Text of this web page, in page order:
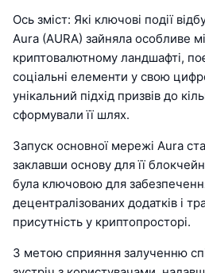
Ось зміст: Які ключові події
Aura (AURA) зайняла особливе
криптовалютному ландшафті,
соціальні елементи у свою
унікальний підхід призвів до
сформували її шлях.
Запуск основної мережі Aura
заклавши основу для її
була ключовою для
децентралізованих додатків і
присутність у криптопросторі.
З метою сприяння залученню